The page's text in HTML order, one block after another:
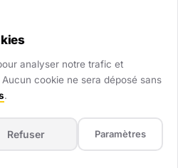
analyser notre trafic et
cookie ne sera déposé sans
.
Refuser Paramètres